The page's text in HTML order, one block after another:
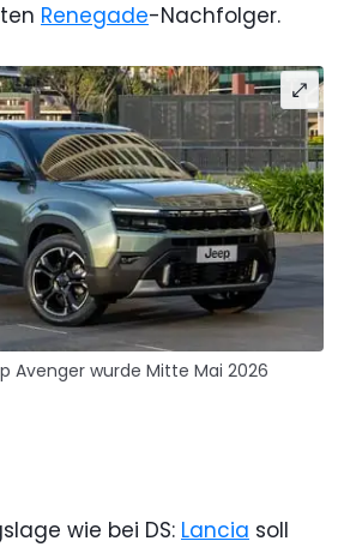
Renegade-Nachfolger.
Avenger wurde Mitte Mai 2026
wie bei DS: Lancia soll